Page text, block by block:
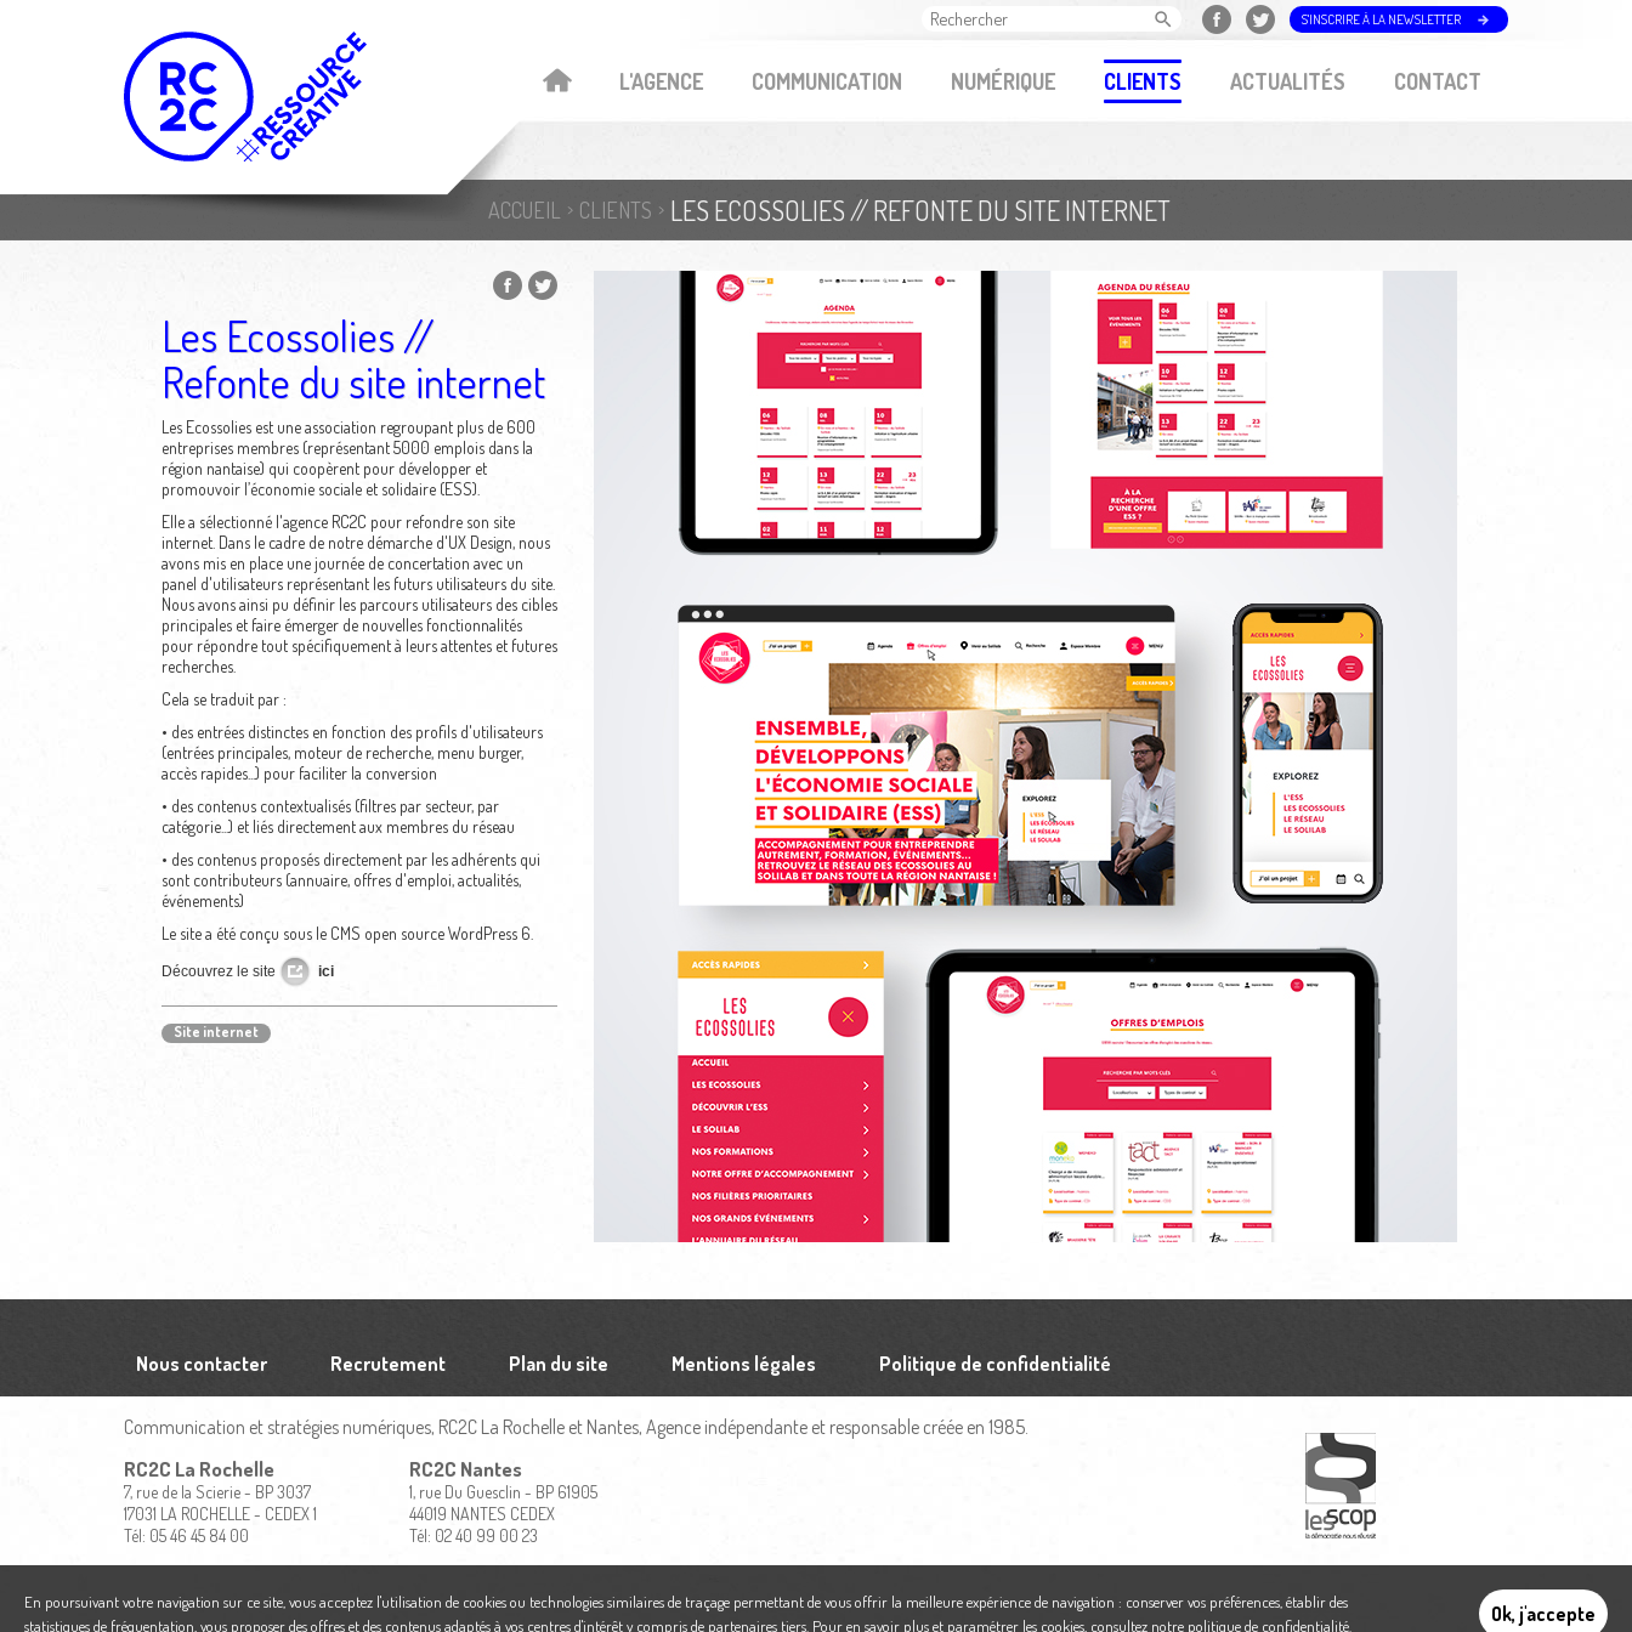
L'AGENCE COMMUNICATION NUMÉRIQUE CLIENTS ACTUALITÉS CONTACT
S'INSCRIRE À LA NEWSLETTER
ACCUEIL CLIENTS LES ECOSSOLIES // REFONTE DU SITE INTERNET
Les Ecossolies //
Refonte du site internet
Les Ecossolies est une association regroupant plus de 600
entreprises membres (représentant 5000 emplois dans la
région nantaise) qui coopèrent pour développer et
promouvoir l’économie sociale et solidaire (ESS).
Elle a sélectionné l'agence RC2C pour refondre son site
internet. Dans le cadre de notre démarche d'UX Design, nous
avons mis en place une journée de concertation avec un
panel d'utilisateurs représentant les futurs utilisateurs du site.
Nous avons ainsi pu définir les parcours utilisateurs des cibles
principales et faire émerger de nouvelles fonctionnalités
pour répondre tout spécifiquement à leurs attentes et futures
recherches.
Cela se traduit par :
• des entrées distinctes en fonction des profils d'utilisateurs
(entrées principales, moteur de recherche, menu burger,
accès rapides...) pour faciliter la conversion
• des contenus contextualisés (filtres par secteur, par
catégorie...) et liés directement aux membres du réseau
• des contenus proposés directement par les adhérents qui
sont contributeurs (annuaire, offres d'emploi, actualités,
événements)
Le site a été conçu sous le CMS open source WordPress 6.
Découvrez le site ici
Site internet
Nous contacter Recrutement Plan du site Mentions légales Politique de confidentialité
Communication et stratégies numériques, RC2C La Rochelle et Nantes, Agence indépendante et responsable créée en 1985.
RC2C La Rochelle
7, rue de la Scierie - BP 3037
17031 LA ROCHELLE - CEDEX 1
Tél: 05 46 45 84 00
RC2C Nantes
1, rue Du Guesclin - BP 61905
44019 NANTES CEDEX
Tél: 02 40 99 00 23
En poursuivant votre navigation sur ce site, vous acceptez l'utilisation de cookies ou technologies similaires de traçage permettant de vous offrir la meilleure expérience de navigation : conserver vos préférences, établir des
statistiques de fréquentation, vous proposer des offres et des contenus adaptés à vos centres d'intérêt y compris de partenaires tiers. Pour en savoir plus et paramétrer les cookies, consultez notre politique de confidentialité Ok, j'accepte